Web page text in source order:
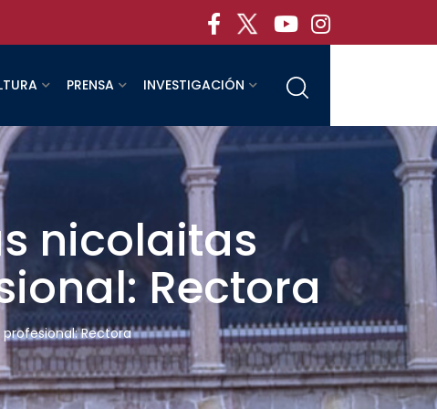
PRENSA INVESTIGACIÓN
nicolaitas
Rectora
Rectora